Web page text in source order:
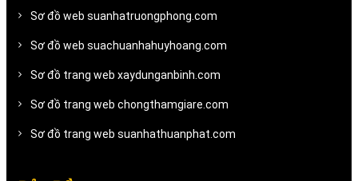
Sơ đồ web suanhatruongphong.com
Sơ đồ web suachuanhahuyhoang.com
Sơ đồ trang web xaydunganbinh.com
Sơ đồ trang web chongthamgiare.com
Sơ đồ trang web suanhathuanphat.com